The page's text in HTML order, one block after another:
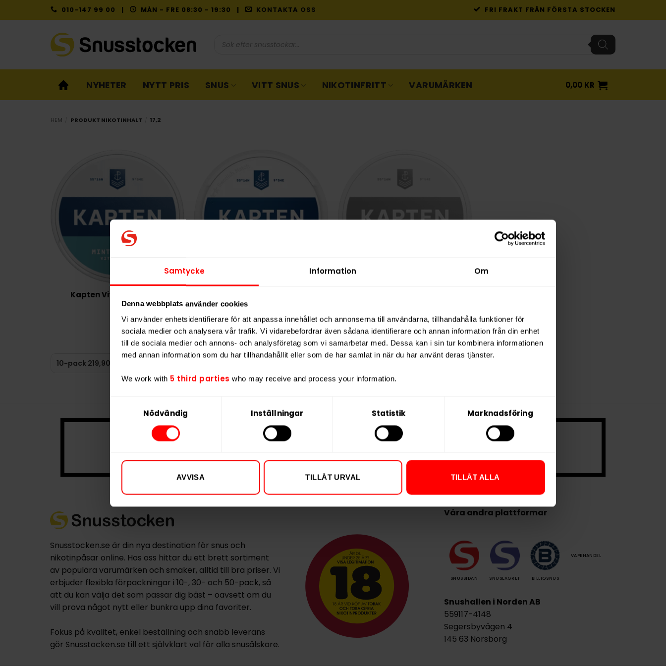
Samtycke Information Om
Denna webbplats använder cookies
Vi använder enhetsidentifierare för att anpassa innehållet och annonserna till användarna, tillhandahålla funktioner för
sociala medier och analysera vår trafik. Vi vidarebefordrar även sådana identifierare och annan information från din enhet
till de sociala medier och annons- och analysföretag som vi samarbetar med. Dessa kan i sin tur kombinera informationen
med annan information som du har tillhandahållit eller som de har samlat in när du har använt deras tjänster.
We work with 5 third parties who may receive and process your information.
Nödvändig Inställningar Statistik Marknadsföring
AVVISA TILLÅT URVAL TILLÅT ALLA
to
010-147 99 00 | MÅN - FRE 08:30 - 19:30 | KONTAKTA OSS FRI FRAKT FRÅN FÖRSTA STOCKEN
NYHETER NYTT PRIS SNUS VITT SNUS NIKOTINFRITT VARUMÄRKEN 0,00 KR
HEM PRODUKT NIKOTINHALT 17,2
Kapten Vit Mint X-Stark
219,90 kr
21,99 kr /dosa
219,90 kr
21,99 kr /dosa
Slut i lager
Denna produkt innehåller nikotin som är ett mycket
beroendeframkallande ämne.
Snusstocken.se är din nya destination för snus och
nikotinpåsar online. Hos oss hittar du ett brett sortiment
av populära varumärken och smaker, alltid till bra priser. Vi
erbjuder flexibla förpackningar i 10-, 30- och 50-pack, så
att du kan välja det som passar dig bäst – oavsett om du
vill prova något nytt eller bunkra upp dina favoriter.
Fokus på kvalitet, enkel beställning och snabb leverans
gör Snusstocken.se till ett självklart val för alla snusälskare.
Våra andra plattformar
SNUSSIDAN SNUSLAGRET BILLIGSNUS
VAPEHANDEL
Snushallen i Norden AB
559117-4148
Segersbyvägen 4
145 63 Norsborg